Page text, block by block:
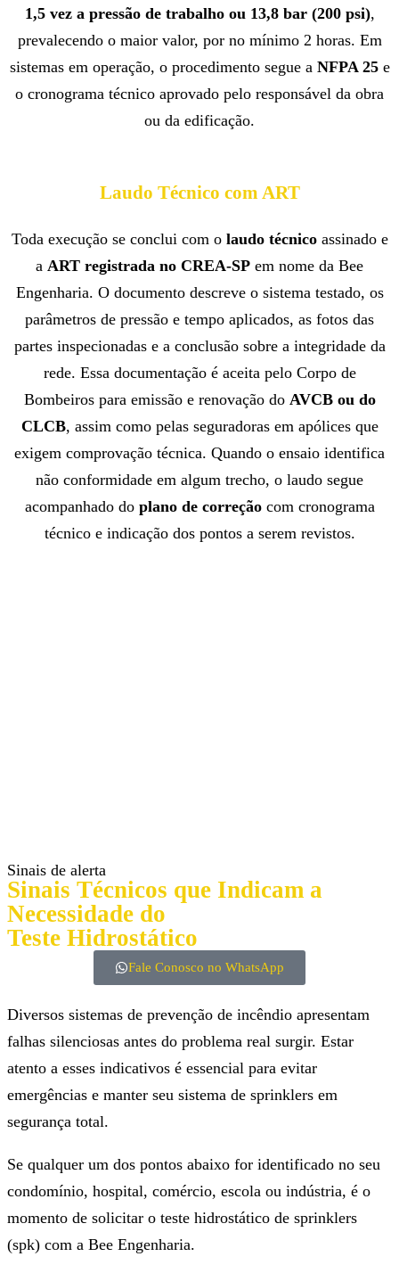
1,5 vez a pressão de trabalho ou 13,8 bar (200 psi),
prevalecendo o maior valor, por no mínimo 2 horas. Em
sistemas em operação, o procedimento segue a NFPA 25e
o cronograma técnico aprovado pelo responsável da obra
ou da edificação.
Laudo Técnico com ART
Toda execução se conclui com o laudo técnicoassinado e
a ART registrada no CREA-SP em nome da Bee
Engenharia. O documento descreve o sistema testado, os
parâmetros de pressão e tempo aplicados, as fotos das
partes inspecionadas e a conclusão sobre a integridade da
rede. Essa documentação é aceita pelo Corpo de
Bombeiros para emissão e renovação do AVCB ou do
CLCB, assim como pelas seguradoras em apólices que
exigem comprovação técnica. Quando o ensaio identifica
não conformidade em algum trecho, o laudo segue
acompanhado do plano de correçãocom cronograma
técnico e indicação dos pontos a serem revistos.
Sinais de alerta
Sinais Técnicos que Indicam a
Necessidade do
Teste Hidrostático
Fale Conosco no WhatsApp
Diversos sistemas de prevenção de incêndio apresentam
falhas silenciosas antes do problema real surgir. Estar
atento a esses indicativos é essencial para evitar
emergências e manter seu sistema de sprinklers em
segurança total.
Se qualquer um dos pontos abaixo for identificado no seu
condomínio, hospital, comércio, escola ou indústria, é o
momento de solicitar o teste hidrostático de sprinklers
(spk) com a Bee Engenharia.